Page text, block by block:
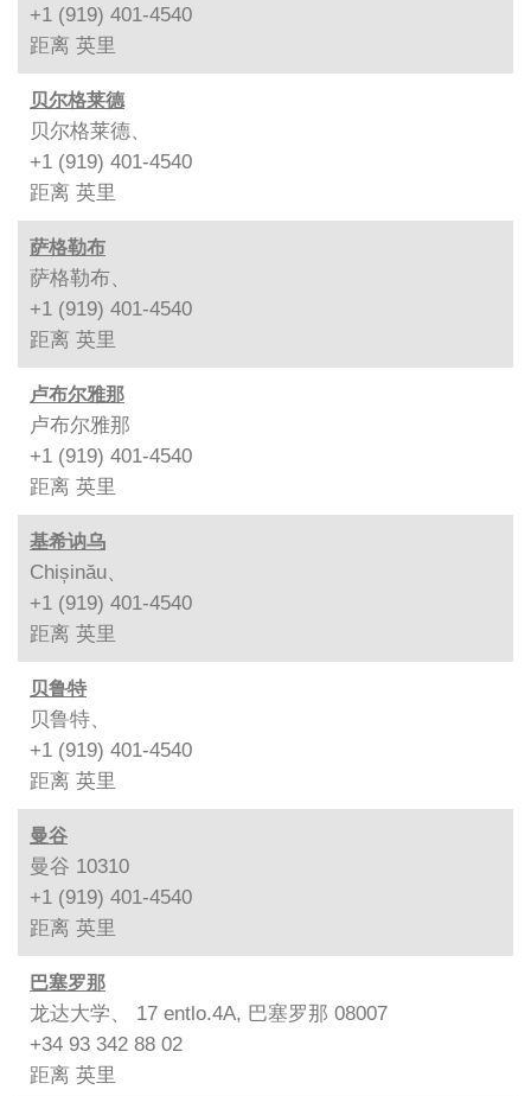
+1 (919) 401-4540
距离 英里
贝尔格莱德
贝尔格莱德、
+1 (919) 401-4540
距离 英里
萨格勒布
萨格勒布、
+1 (919) 401-4540
距离 英里
卢布尔雅那
卢布尔雅那
+1 (919) 401-4540
距离 英里
基希讷乌
Chișinău、
+1 (919) 401-4540
距离 英里
贝鲁特
贝鲁特、
+1 (919) 401-4540
距离 英里
曼谷
曼谷 10310
+1 (919) 401-4540
距离 英里
巴塞罗那
龙达大学、 17 entlo.4A, 巴塞罗那 08007
+34 93 342 88 02
距离 英里